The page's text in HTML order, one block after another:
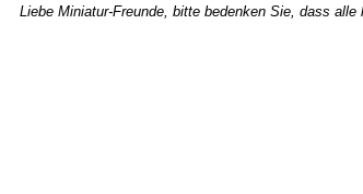
Liebe Miniatur-Freunde, bitte bedenken Sie, dass